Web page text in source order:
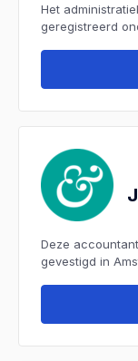
Het
geregistreerd
Deze
gevestigd in